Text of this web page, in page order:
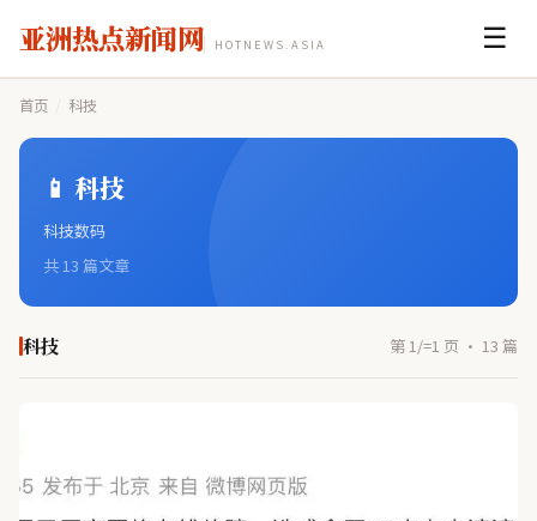
亚洲热点新闻网 HOTNEWS.ASIA ☰
首页 科技
📱 科技
科技数码
共 13 篇文章
科技 第 1/=1 页 · 13 篇